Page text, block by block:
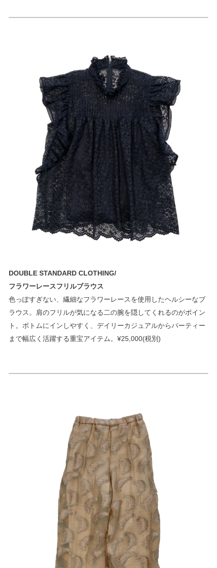
DOUBLE STANDARD CLOTHING/
フラワーレースフリルブラウス
色っぽすぎない、繊細なフラワーレースを使用したヘルシーなブ
ラウス。肩のフリルが気になる二の腕を隠してくれるのがポイン
ト。ボトムにインしやすく、デイリーカジュアルからパーティー
まで幅広く活躍する重宝アイテム。¥25,000(税別)